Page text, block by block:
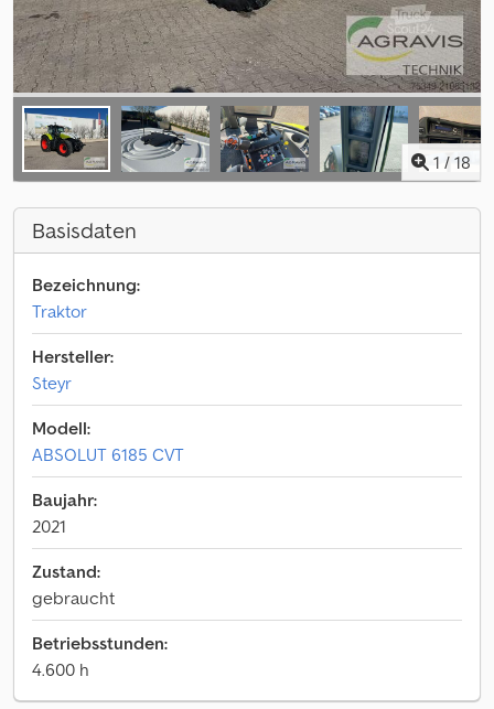
1 / 18
Basisdaten
Bezeichnung:
Traktor
Hersteller:
Steyr
Modell:
ABSOLUT 6185 CVT
Baujahr:
2021
Zustand:
gebraucht
Betriebsstunden:
4.600 h